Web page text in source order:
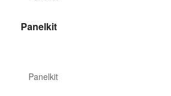
LEER MÁS
Panelkit